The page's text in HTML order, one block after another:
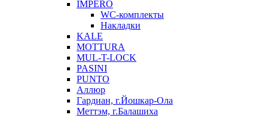
IMPERO
WC-комплекты
Накладки
KALE
MOTTURA
MUL-T-LOCK
PASINI
PUNTO
Аллюр
Гардиан, г.Йошкар-Ола
Меттэм, г.Балашиха